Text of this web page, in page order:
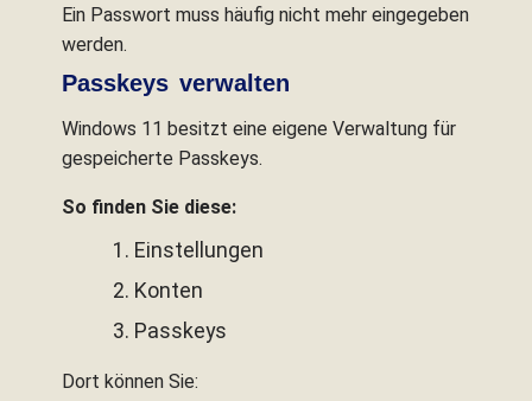
Ein Passwort muss häufig nicht mehr eingegeben
werden.
Passkeys verwalten
Windows 11 besitzt eine eigene Verwaltung für
gespeicherte Passkeys.
So finden Sie diese:
Einstellungen
Konten
Passkeys
Dort können Sie: